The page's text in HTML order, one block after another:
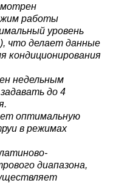
работы
уровень
что делает данные
кондиционирования
недельным
до 4
оптимальную
в режимах
диапазона,